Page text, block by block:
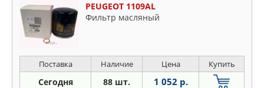
PEUGEOT 1109AL
Фильтр масляный
Поставка Наличие Цена Купить
Сегодня 88 шт. 1 052 р.